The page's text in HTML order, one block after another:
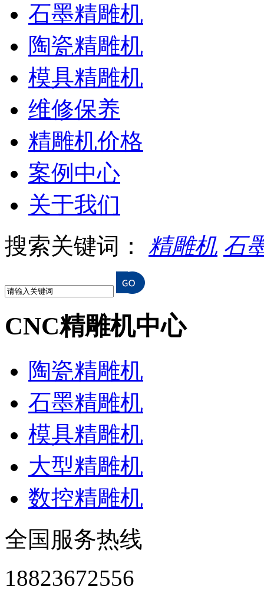
石墨精雕机
陶瓷精雕机
模具精雕机
维修保养
精雕机价格
案例中心
关于我们
搜索关键词： 精雕机 石
CNC精雕机中心
陶瓷精雕机
石墨精雕机
模具精雕机
大型精雕机
数控精雕机
全国服务热线
18823672556